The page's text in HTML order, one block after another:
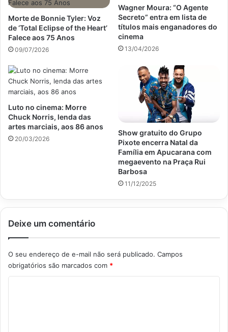
Morte de Bonnie Tyler: Voz
de ‘Total Eclipse of the Heart’
Falece aos 75 Anos
09/07/2026
Wagner Moura: “O Agente
Secreto” entra em lista de
títulos mais enganadores do
cinema
13/04/2026
Luto no cinema: Morre
Chuck Norris, lenda das
artes marciais, aos 86 anos
20/03/2026
Show gratuito do Grupo
Pixote encerra Natal da
Família em Apucarana com
megaevento na Praça Rui
Barbosa
11/12/2025
Deixe um comentário
O seu endereço de e-mail não será publicado. Campos
obrigatórios são marcados com *